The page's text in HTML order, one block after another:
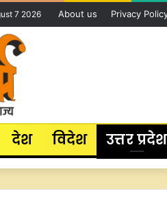
7 2026 About us Privacy
देश विदेश उत्तर प्रदेश